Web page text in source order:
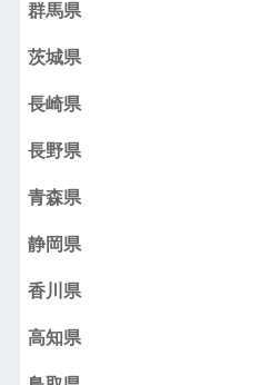
群馬県
茨城県
長崎県
長野県
青森県
静岡県
香川県
高知県